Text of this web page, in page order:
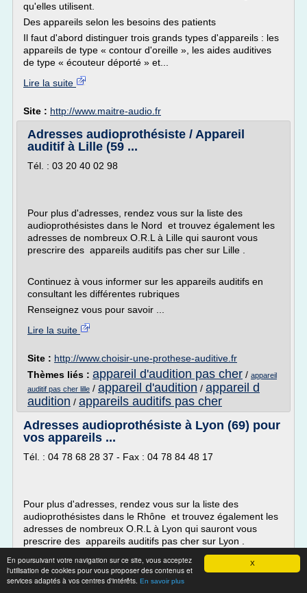
X
En poursuivant votre navigation sur ce site, vous acceptez
l'utilisation de cookies pour vous proposer des contenus et
services adaptés à vos centres d'intérêts. En savoir plus
qu'elles utilisent.
Des appareils selon les besoins des patients
Il faut d'abord distinguer trois grands types d'appareils : les
appareils de type « contour d'oreille », les aides auditives
de type « écouteur déporté » et...
Lire la suite
Site : http://www.maitre-audio.fr
Adresses audioprothésiste / Appareil
auditif à Lille (59 ...
Tél. : 03 20 40 02 98
Pour plus d'adresses, rendez vous sur la liste des
audioprothésistes dans le Nord et trouvez également les
adresses de nombreux O.R.L à Lille qui sauront vous
prescrire des appareils auditifs pas cher sur Lille .
Continuez à vous informer sur les appareils auditifs en
consultant les différentes rubriques
Renseignez vous pour savoir ...
Lire la suite
Site : http://www.choisir-une-prothese-auditive.fr
Thèmes liés : appareil d'audition pas cher / appareil
auditif pas cher lille / appareil d'audition / appareil d
audition / appareils auditifs pas cher
Adresses audioprothésiste à Lyon (69) pour
vos appareils ...
Tél. : 04 78 68 28 37 - Fax : 04 78 84 48 17
Pour plus d'adresses, rendez vous sur la liste des
audioprothésistes dans le Rhône et trouvez également les
adresses de nombreux O.R.L à Lyon qui sauront vous
prescrire des appareils auditifs pas cher sur Lyon .
Continuez à vous informer sur les appareils auditifs en
consultant les différentes rubriques